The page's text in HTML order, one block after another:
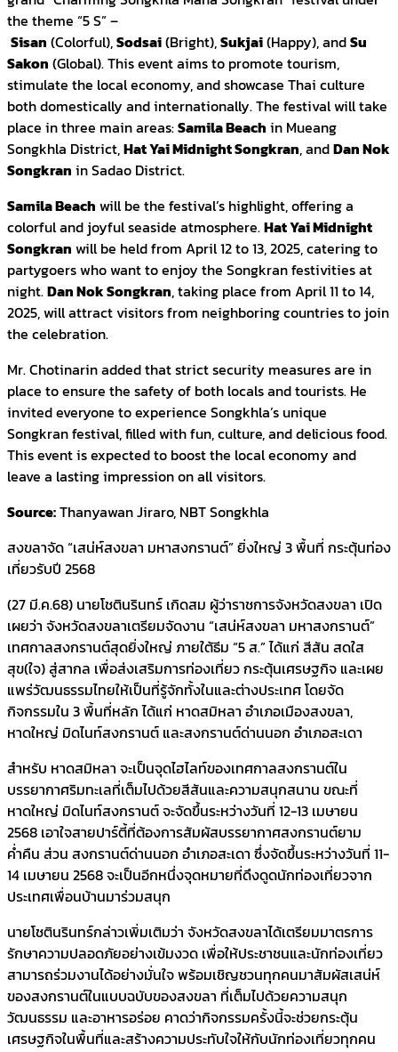
the theme “5 S” –
Sisan (Colorful),Sodsai(Bright),Sukjai(Happy), andSu
Sakon (Global). This event aims to promote tourism,
stimulate the local economy, and showcase Thai culture
both domestically and internationally. The festival will take
place in three main areas:Samila Beach in Mueang
Songkhla District,Hat Yai Midnight Songkran, andDan Nok
Songkran in Sadao District.
Samila Beach will be the festival’s highlight, offering a
colorful and joyful seaside atmosphere.Hat Yai Midnight
Songkran will be held from April 12 to 13, 2025, catering to
partygoers who want to enjoy the Songkran festivities at
night.Dan Nok Songkran, taking place from April 11 to 14,
2025, will attract visitors from neighboring countries to join
the celebration.
Mr. Chotinarin added that strict security measures are in
place to ensure the safety of both locals and tourists. He
invited everyone to experience Songkhla’s unique
Songkran festival, filled with fun, culture, and delicious food.
This event is expected to boost the local economy and
leave a lasting impression on all visitors.
Source:Thanyawan Jiraro, NBT Songkhla
สงขลาจัด “เสน่ห์สงขลา มหาสงกรานต์” ยิ่งใหญ่ 3 พื้นที่ กระตุ้นท่อง
เที่ยวรับปี 2568
(27 มี.ค.68) นายโชตินรินทร์ เกิดสม ผู้ว่าราชการจังหวัดสงขลา เปิด
เผยว่า จังหวัดสงขลาเตรียมจัดงาน “เสน่ห์สงขลา มหาสงกรานต์”
เทศกาลสงกรานต์สุดยิ่งใหญ่ ภายใต้ธีม “5 ส.” ได้แก่ สีสัน สดใส
สุข(ใจ) สู่สากล เพื่อส่งเสริมการท่องเที่ยว กระตุ้นเศรษฐกิจ และเผย
แพร่วัฒนธรรมไทยให้เป็นที่รู้จักทั้งในและต่างประเทศ โดยจัด
กิจกรรมใน 3 พื้นที่หลัก ได้แก่ หาดสมิหลา อำเภอเมืองสงขลา,
หาดใหญ่ มิดไนท์สงกรานต์ และสงกรานต์ด่านนอก อำเภอสะเดา
สำหรับ หาดสมิหลา จะเป็นจุดไฮไลท์ของเทศกาลสงกรานต์ใน
บรรยากาศริมทะเลที่เต็มไปด้วยสีสันและความสนุกสนาน ขณะที่
หาดใหญ่ มิดไนท์สงกรานต์ จะจัดขึ้นระหว่างวันที่ 12-13 เมษายน
2568 เอาใจสายปาร์ตี้ที่ต้องการสัมผัสบรรยากาศสงกรานต์ยาม
ค่ำคืน ส่วน สงกรานต์ด่านนอก อำเภอสะเดา ซึ่งจัดขึ้นระหว่างวันที่ 11-
14 เมษายน 2568 จะเป็นอีกหนึ่งจุดหมายที่ดึงดูดนักท่องเที่ยวจาก
ประเทศเพื่อนบ้านมาร่วมสนุก
นายโชตินรินทร์กล่าวเพิ่มเติมว่า จังหวัดสงขลาได้เตรียมมาตรการ
รักษาความปลอดภัยอย่างเข้มงวด เพื่อให้ประชาชนและนักท่องเที่ยว
สามารถร่วมงานได้อย่างมั่นใจ พร้อมเชิญชวนทุกคนมาสัมผัสเสน่ห์
ของสงกรานต์ในแบบฉบับของสงขลา ที่เต็มไปด้วยความสนุก
วัฒนธรรม และอาหารอร่อย คาดว่ากิจกรรมครั้งนี้จะช่วยกระตุ้น
เศรษฐกิจในพื้นที่และสร้างความประทับใจให้กับนักท่องเที่ยวทุกคน